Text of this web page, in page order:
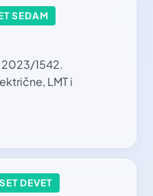
SEDAM
2023/1542.
LMT i
DEVET